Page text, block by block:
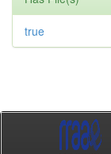
true